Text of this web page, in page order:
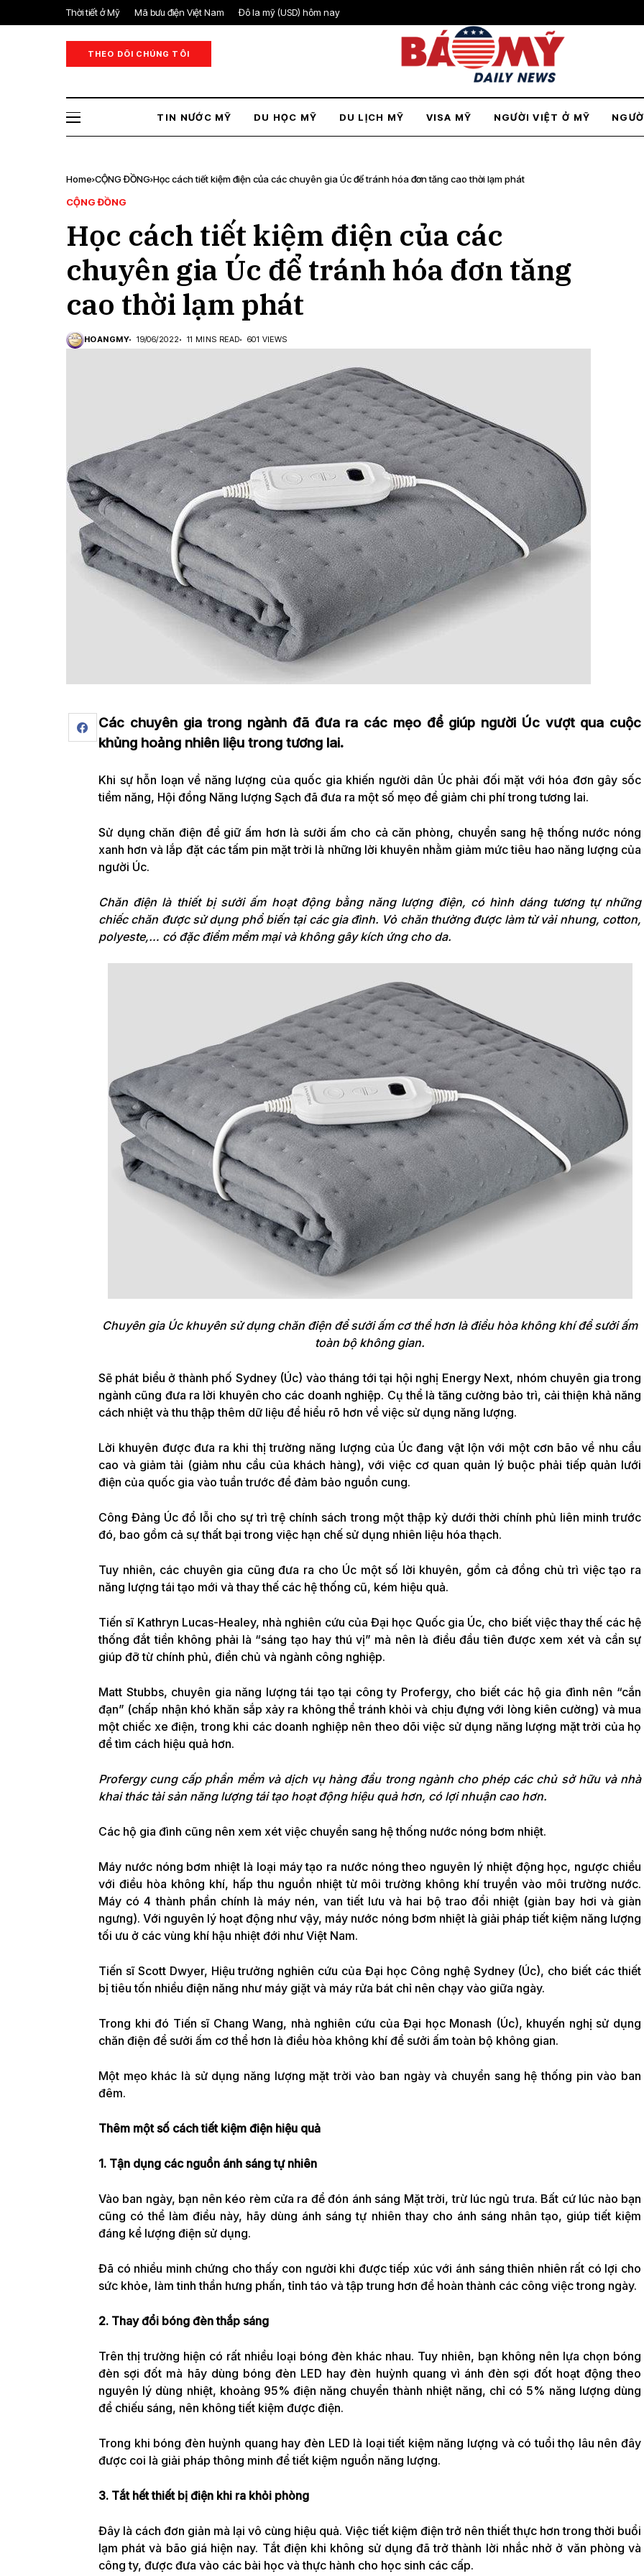
Thời tiết ở Mỹ Mã bưu điện Việt Nam Đô la mỹ (USD) hôm nay
THEO DÕI CHÚNG TÔI
TIN NƯỚC MỸ DU HỌC MỸ DU LỊCH MỸ VISA MỸ NGƯỜI VIỆT Ở MỸ
Home CỘNG ĐỒNG Học cách tiết kiệm điện của các chuyên gia Úc để tránh hóa đơn tăng cao thời lạm phát
CỘNG ĐỒNG
Học cách tiết kiệm điện của các
chuyên gia Úc để tránh hóa đơn tăng
cao thời lạm phát
HOANGMY 19/06/2022 11 MINS READ 601 VIEWS
Các chuyên gia trong ngành đã đưa ra các mẹo để giúp người Úc vượt qua cuộc
khủng hoảng nhiên liệu trong tương lai.
Khi sự hỗn loạn về năng lượng của quốc gia khiến người dân Úc phải đối mặt với hóa đơn gây sốc
tiềm năng, Hội đồng Năng lượng Sạch đã đưa ra một số mẹo để giảm chi phí trong tương lai.
Sử dụng chăn điện để giữ ấm hơn là sưởi ấm cho cả căn phòng, chuyển sang hệ thống nước nóng
xanh hơn và lắp đặt các tấm pin mặt trời là những lời khuyên nhằm giảm mức tiêu hao năng lượng của
người Úc.
Chăn điện là thiết bị sưởi ấm hoạt động bằng năng lượng điện, có hình dáng tương tự những
chiếc chăn được sử dụng phổ biến tại các gia đình. Vỏ chăn thường được làm từ vải nhung, cotton,
polyeste,… có đặc điểm mềm mại và không gây kích ứng cho da.
Chuyên gia Úc khuyên sử dụng chăn điện để sưởi ấm cơ thể hơn là điều hòa không khí để sưởi ấm
toàn bộ không gian.
Sẽ phát biểu ở thành phố Sydney (Úc) vào tháng tới tại hội nghị Energy Next, nhóm chuyên gia trong
ngành cũng đưa ra lời khuyên cho các doanh nghiệp. Cụ thể là tăng cường bảo trì, cải thiện khả năng
cách nhiệt và thu thập thêm dữ liệu để hiểu rõ hơn về việc sử dụng năng lượng.
Lời khuyên được đưa ra khi thị trường năng lượng của Úc đang vật lộn với một cơn bão về nhu cầu
cao và giảm tải (giảm nhu cầu của khách hàng), với việc cơ quan quản lý buộc phải tiếp quản lưới
điện của quốc gia vào tuần trước để đảm bảo nguồn cung.
Công Đảng Úc đổ lỗi cho sự trì trệ chính sách trong một thập kỷ dưới thời chính phủ liên minh trước
đó, bao gồm cả sự thất bại trong việc hạn chế sử dụng nhiên liệu hóa thạch.
Tuy nhiên, các chuyên gia cũng đưa ra cho Úc một số lời khuyên, gồm cả đồng chủ trì việc tạo ra
năng lượng tái tạo mới và thay thế các hệ thống cũ, kém hiệu quả.
Tiến sĩ Kathryn Lucas-Healey, nhà nghiên cứu của Đại học Quốc gia Úc, cho biết việc thay thế các hệ
thống đắt tiền không phải là “sáng tạo hay thú vị” mà nên là điều đầu tiên được xem xét và cần sự
giúp đỡ từ chính phủ, điền chủ và ngành công nghiệp.
Matt Stubbs, chuyên gia năng lượng tái tạo tại công ty Profergy, cho biết các hộ gia đình nên “cắn
đạn” (chấp nhận khó khăn sắp xảy ra không thể tránh khỏi và chịu đựng với lòng kiên cường) và mua
một chiếc xe điện, trong khi các doanh nghiệp nên theo dõi việc sử dụng năng lượng mặt trời của họ
để tìm cách hiệu quả hơn.
Profergy cung cấp phần mềm và dịch vụ hàng đầu trong ngành cho phép các chủ sở hữu và nhà
khai thác tài sản năng lượng tái tạo hoạt động hiệu quả hơn, có lợi nhuận cao hơn.
Các hộ gia đình cũng nên xem xét việc chuyển sang hệ thống nước nóng bơm nhiệt.
Máy nước nóng bơm nhiệt là loại máy tạo ra nước nóng theo nguyên lý nhiệt động học, ngược chiều
với điều hòa không khí, hấp thu nguồn nhiệt từ môi trường không khí truyền vào môi trường nước.
Máy có 4 thành phần chính là máy nén, van tiết lưu và hai bộ trao đổi nhiệt (giàn bay hơi và giàn
ngưng). Với nguyên lý hoạt động như vậy, máy nước nóng bơm nhiệt là giải pháp tiết kiệm năng lượng
tối ưu ở các vùng khí hậu nhiệt đới như Việt Nam.
Tiến sĩ Scott Dwyer, Hiệu trưởng nghiên cứu của Đại học Công nghệ Sydney (Úc), cho biết các thiết
bị tiêu tốn nhiều điện năng như máy giặt và máy rửa bát chỉ nên chạy vào giữa ngày.
Trong khi đó Tiến sĩ Chang Wang, nhà nghiên cứu của Đại học Monash (Úc), khuyến nghị sử dụng
chăn điện để sưởi ấm cơ thể hơn là điều hòa không khí để sưởi ấm toàn bộ không gian.
Một mẹo khác là sử dụng năng lượng mặt trời vào ban ngày và chuyển sang hệ thống pin vào ban
đêm.
Thêm một số cách tiết kiệm điện hiệu quả
1. Tận dụng các nguồn ánh sáng tự nhiên
Vào ban ngày, bạn nên kéo rèm cửa ra để đón ánh sáng Mặt trời, trừ lúc ngủ trưa. Bất cứ lúc nào bạn
cũng có thể làm điều này, hãy dùng ánh sáng tự nhiên thay cho ánh sáng nhân tạo, giúp tiết kiệm
đáng kể lượng điện sử dụng.
Đã có nhiều minh chứng cho thấy con người khi được tiếp xúc với ánh sáng thiên nhiên rất có lợi cho
sức khỏe, làm tinh thần hưng phấn, tỉnh táo và tập trung hơn để hoàn thành các công việc trong ngày.
2. Thay đổi bóng đèn thắp sáng
Trên thị trường hiện có rất nhiều loại bóng đèn khác nhau. Tuy nhiên, bạn không nên lựa chọn bóng
đèn sợi đốt mà hãy dùng bóng đèn LED hay đèn huỳnh quang vì ánh đèn sợi đốt hoạt động theo
nguyên lý dùng nhiệt, khoảng 95% điện năng chuyển thành nhiệt năng, chỉ có 5% năng lượng dùng
để chiếu sáng, nên không tiết kiệm được điện.
Trong khi bóng đèn huỳnh quang hay đèn LED là loại tiết kiệm năng lượng và có tuổi thọ lâu nên đây
được coi là giải pháp thông minh để tiết kiệm nguồn năng lượng.
3. Tắt hết thiết bị điện khi ra khỏi phòng
Đây là cách đơn giản mà lại vô cùng hiệu quả. Việc tiết kiệm điện trở nên thiết thực hơn trong thời buổi
lạm phát và bão giá hiện nay. Tắt điện khi không sử dụng đã trở thành lời nhắc nhở ở văn phòng và
công ty, được đưa vào các bài học và thực hành cho học sinh các cấp.